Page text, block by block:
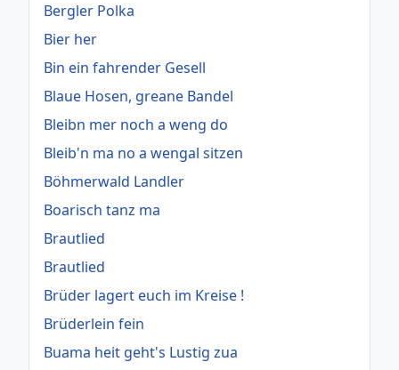
Bergler Polka
Bier her
Bin ein fahrender Gesell
Blaue Hosen, greane Bandel
Bleibn mer noch a weng do
Bleib'n ma no a wengal sitzen
Böhmerwald Landler
Boarisch tanz ma
Brautlied
Brautlied
Brüder lagert euch im Kreise !
Brüderlein fein
Buama heit geht's Lustig zua